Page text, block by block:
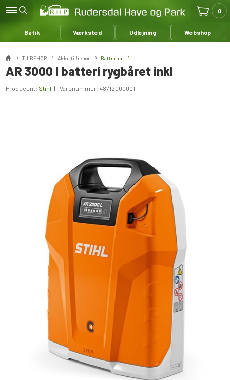
Butik Værksted Udlejning Webshop
0
TILBEHØR Akku tilbehør Batterier
AR 3000 l batteri rygbåret inkl
Producent: Stihl | Varenummer:48712000001